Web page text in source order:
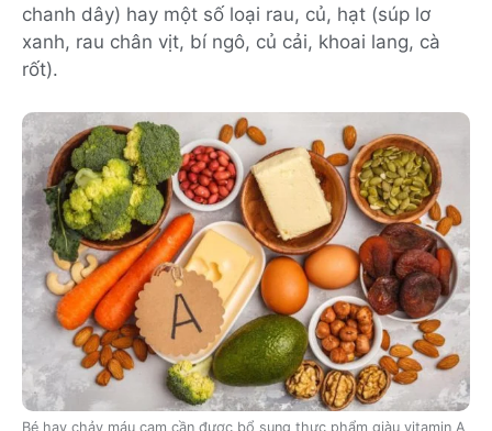
chanh dây) hay một số loại rau, củ, hạt (súp lơ
xanh, rau chân vịt, bí ngô, củ cải, khoai lang, cà
rốt).
Bé hay chảy máu cam cần được bổ sung thực phẩm giàu vitamin A